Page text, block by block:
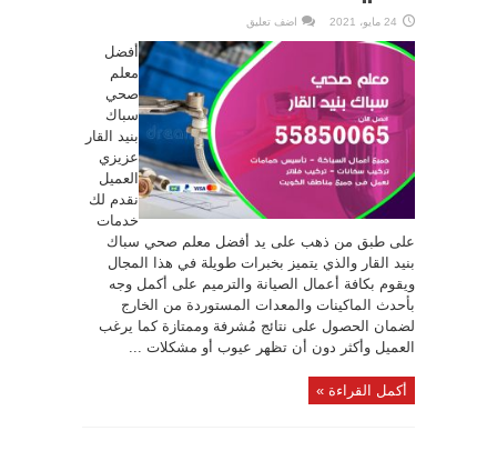
24 مايو، 2021 اضف تعليق
أفضل
معلم
صحي
سباك
بنيد القار
عزيزي
العميل
نقدم لك
خدمات
على طبق من ذهب على يد أفضل معلم صحي سباك
بنيد القار والذي يتميز بخبرات طويلة في هذا المجال
ويقوم بكافة أعمال الصيانة والترميم على أكمل وجه
بأحدث الماكينات والمعدات المستوردة من الخارج
لضمان الحصول على نتائج مُشرفة وممتازة كما يرغب
العميل وأكثر دون أن تظهر عيوب أو مشكلات ...
أكمل القراءة »